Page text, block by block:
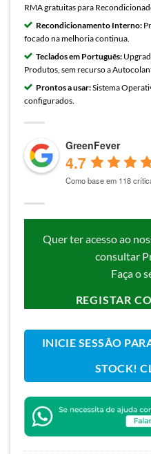
RMA gratuitas para
Recondicionamento Interno:
focado na melhoria continua.
Teclados em Português:
Produtos, sem recurso a
Prontos a usar:Sistema
configurados.
GreenFever
4.7
Como base em 118
Quer ter acesso ao
consultar
Faça o
REGISTAR
INICIE SESSÃO
STOCK!